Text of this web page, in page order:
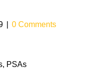
0 Comments
PSAs